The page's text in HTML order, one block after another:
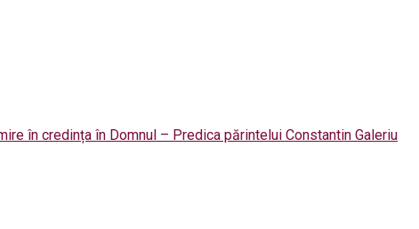
în credința în Domnul – Predica părintelui Constantin Galeriu